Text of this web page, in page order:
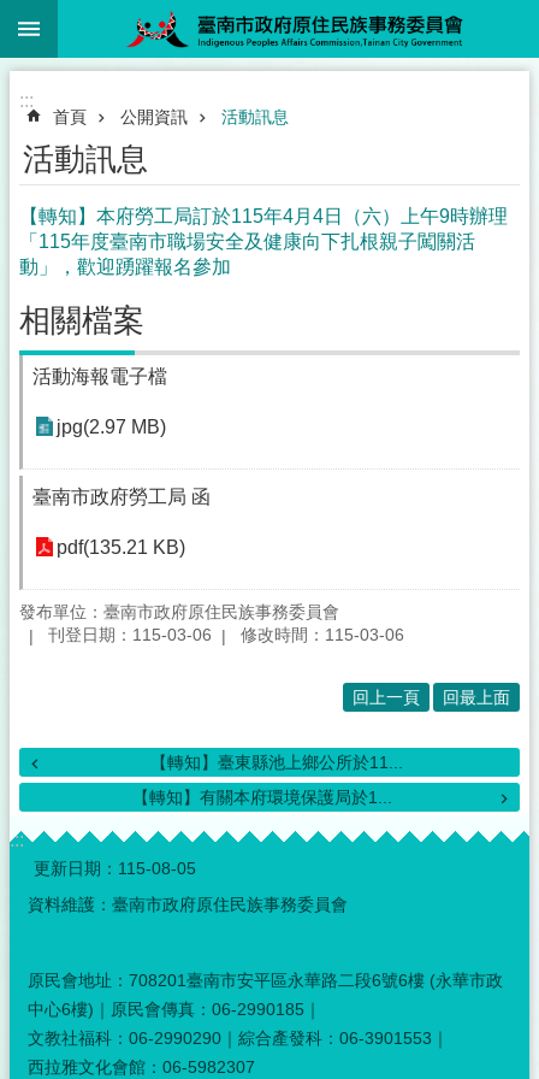
跳到主要內容區塊
:::
首頁 公開資訊 活動訊息
活動訊息
【轉知】本府勞工局訂於115年4月4日（六）上午9時辦理
「115年度臺南市職場安全及健康向下扎根親子闖關活
動」，歡迎踴躍報名參加
相關檔案
活動海報電子檔
jpg(2.97 MB)
臺南市政府勞工局 函
pdf(135.21 KB)
發布單位：臺南市政府原住民族事務委員會
刊登日期：115-03-06
修改時間：115-03-06
回上一頁 回最上面
【轉知】臺東縣池上鄉公所於11...
【轉知】有關本府環境保護局於1...
:::
更新日期： 115-08-05
資料維護：臺南市政府原住民族事務委員會
原民會地址：708201臺南市安平區永華路二段6號6樓 (永華市政
中心6樓)｜原民會傳真：06-2990185｜
文教社福科：06-2990290｜綜合產發科：06-3901553｜
西拉雅文化會館：06-5982307